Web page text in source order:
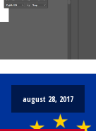
august 28, 2017